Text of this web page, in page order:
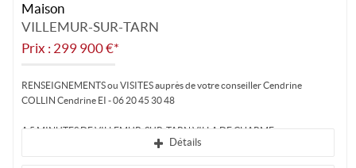
Maison
VILLEMUR-SUR-TARN
Prix : 299 900 €*
RENSEIGNEMENTS ou VISITES auprès de votre conseiller Cendrine
COLLIN Cendrine EI - 06 20 45 30 48
A 5 MINUTES DE VILLEMUR-SUR-TARN VILLA DE CHARME...
Détails